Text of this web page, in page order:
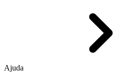
Ajuda